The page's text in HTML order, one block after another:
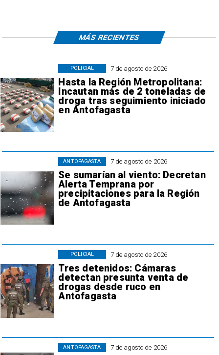
7 de agosto de 2026
Hasta la Región Metropolitana:
Incautan más de 2 toneladas de
droga tras seguimiento iniciado
en Antofagasta
POLICIAL
7 de agosto de 2026
Se sumarían al viento: Decretan
Alerta Temprana por
precipitaciones para la Región
de Antofagasta
ANTOFAGASTA
7 de agosto de 2026
Tres detenidos: Cámaras
detectan presunta venta de
drogas desde ruco en
Antofagasta
POLICIAL
7 de agosto de 2026
ANTOFAGASTA
MÁS RECIENTES